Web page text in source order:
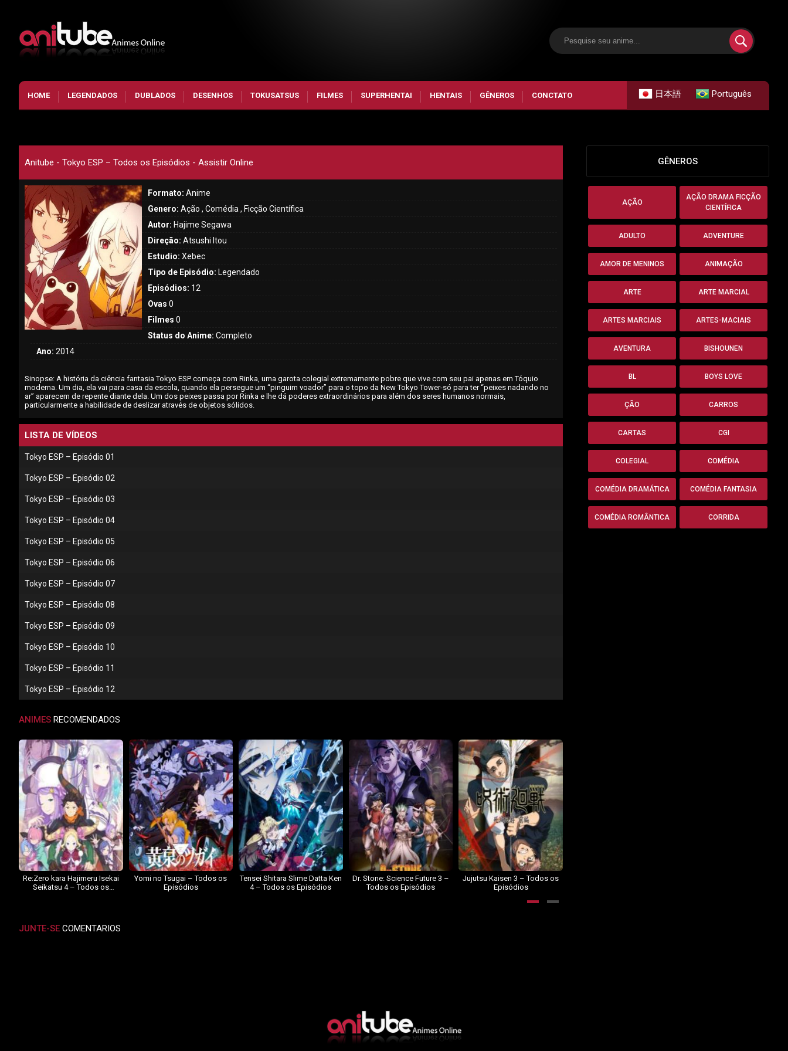
HOME LEGENDADOS DUBLADOS DESENHOS TOKUSATSUS FILMES SUPERHENTAI HENTAIS GÊNEROS CONCTATO 日本語 Português
Anitube - Tokyo ESP – Todos os Episódios - Assistir Online
Formato: Anime
Genero: Ação , Comédia , Ficção Científica
Autor: Hajime Segawa
Direção: Atsushi Itou
Estudio: Xebec
Tipo de Episódio: Legendado
Episódios: 12
Ovas 0
Filmes 0
Status do Anime: Completo
Ano: 2014
Sinopse: A história da ciência fantasia Tokyo ESP começa com Rinka, uma garota colegial extremamente pobre que vive com seu pai apenas em Tóquio
moderna. Um dia, ela vai para casa da escola, quando ela persegue um “pinguim voador” para o topo da New Tokyo Tower-só para ter “peixes nadando no
ar” aparecem de repente diante dela. Um dos peixes passa por Rinka e lhe dá poderes extraordinários para além dos seres humanos normais,
particularmente a habilidade de deslizar através de objetos sólidos.
LISTA DE VÍDEOS
Tokyo ESP – Episódio 01
Tokyo ESP – Episódio 02
Tokyo ESP – Episódio 03
Tokyo ESP – Episódio 04
Tokyo ESP – Episódio 05
Tokyo ESP – Episódio 06
Tokyo ESP – Episódio 07
Tokyo ESP – Episódio 08
Tokyo ESP – Episódio 09
Tokyo ESP – Episódio 10
Tokyo ESP – Episódio 11
Tokyo ESP – Episódio 12
ANIMES RECOMENDADOS
Re:Zero kara Hajimeru Isekai
Seikatsu 4 – Todos os
Yomi no Tsugai – Todos os
Episódios
Tensei Shitara Slime Datta Ken
4 – Todos os Episódios
Dr. Stone: Science Future 3 –
Todos os Episódios
Jujutsu Kaisen 3 – Todos os
Episódios
JUNTE-SE COMENTARIOS
GÊNEROS
AÇÃO
AÇÃO DRAMA FICÇÃO
CIENTÍFICA
ADULTO ADVENTURE
AMOR DE MENINOS ANIMAÇÃO
ARTE ARTE MARCIAL
ARTES MARCIAIS ARTES-MACIAIS
AVENTURA BISHOUNEN
BL BOYS LOVE
ÇÃO CARROS
CARTAS CGI
COLEGIAL COMÉDIA
COMÉDIA DRAMÁTICA COMÉDIA FANTASIA
COMÉDIA ROMÂNTICA CORRIDA